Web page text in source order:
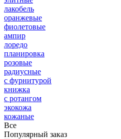
лакобель
оранжевые
фиолетовые
ампир
лоредо
планировка
розовые
радиусные
с фурнитурой
книжка
с ротангом
экокожа
кожаные
Все
Популярный заказ